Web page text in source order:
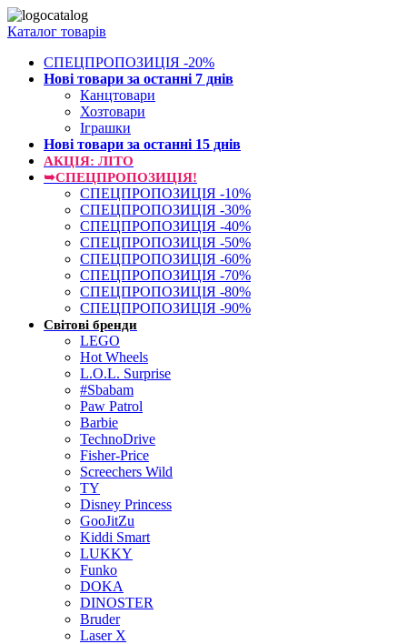
Каталог товарів
СПЕЦПРОПОЗИЦІЯ -20%
Нові товари за останнi 7 днiв
Канцтовари
Хозтовари
Іграшки
Нові товари за останнi 15 днiв
АКЦІЯ: ЛІТО
➥СПЕЦПРОПОЗИЦІЯ!
СПЕЦПРОПОЗИЦІЯ -10%
СПЕЦПРОПОЗИЦІЯ -30%
СПЕЦПРОПОЗИЦІЯ -40%
СПЕЦПРОПОЗИЦІЯ -50%
СПЕЦПРОПОЗИЦІЯ -60%
СПЕЦПРОПОЗИЦІЯ -70%
СПЕЦПРОПОЗИЦІЯ -80%
СПЕЦПРОПОЗИЦІЯ -90%
Світові бренди
LEGO
Hot Wheels
L.O.L. Surprise
#Sbabam
Paw Patrol
Barbie
TechnoDrive
Fisher-Price
Screechers Wild
TY
Disney Princess
GooJitZu
Kiddi Smart
LUKKY
Funko
DOKA
DINOSTER
Bruder
Laser X